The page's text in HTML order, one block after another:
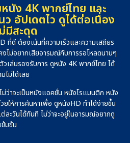
นัง 4K พากย์ไทย และ
อัปเดตไว ดูได้ต่อเนื่อง
มีสะดุด
ที่ดี ต้องเน้นที่ความเร็วและความเสถียร
งไม่อยากเสียอารมณ์กับการรอโหลดนานๆ
เล่นรองรับการ ดูหนัง 4K พากย์ไทย ได้
ไม่ได้เลย
ว่าจะเป็นหนังแอคชั่น หนังโรแมนติก หนัง
ให้การค้นหาเพื่อ ดูหนังHD ทำได้ง่ายขึ้น
ะวันได้ทันที ไม่ว่าจะอยู่ในอารมณ์อยากดู
มข้น